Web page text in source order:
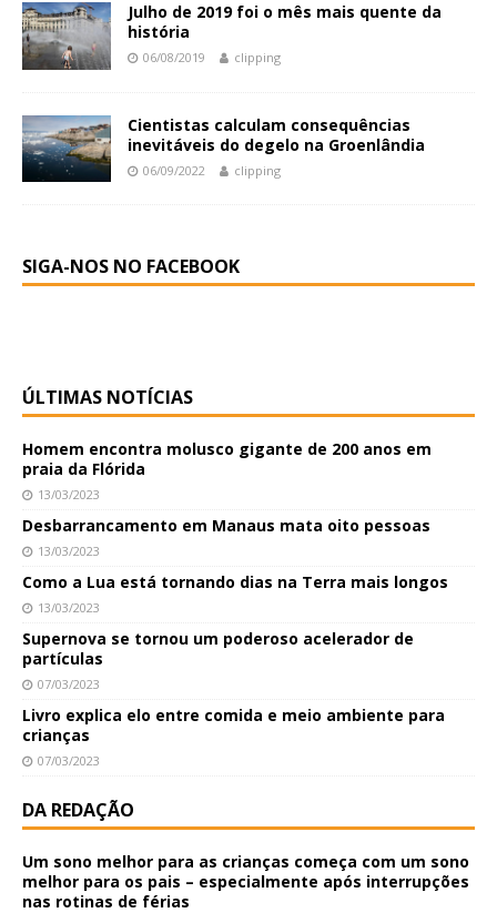
Julho de 2019 foi o mês mais quente da
história
06/08/2019 clipping
Cientistas calculam consequências
inevitáveis do degelo na Groenlândia
06/09/2022 clipping
SIGA-NOS NO FACEBOOK
ÚLTIMAS NOTÍCIAS
Homem encontra molusco gigante de 200 anos em
praia da Flórida
13/03/2023
Desbarrancamento em Manaus mata oito pessoas
13/03/2023
Como a Lua está tornando dias na Terra mais longos
13/03/2023
Supernova se tornou um poderoso acelerador de
partículas
07/03/2023
Livro explica elo entre comida e meio ambiente para
crianças
07/03/2023
DA REDAÇÃO
Um sono melhor para as crianças começa com um sono
melhor para os pais – especialmente após interrupções
nas rotinas de férias